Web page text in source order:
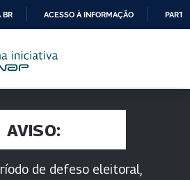
PARA
CONTEÚDO
BR ACESSO À INFORMAÇÃO
AVISO:
de defeso eleitoral,